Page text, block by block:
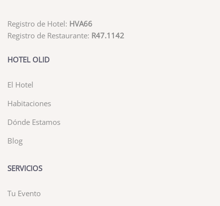
Registro de Hotel: HVA66
Registro de Restaurante: R47.1142
HOTEL OLID
El Hotel
Habitaciones
Dónde Estamos
Blog
SERVICIOS
Tu Evento